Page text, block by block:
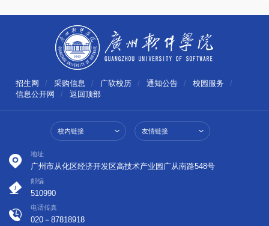
招生网 / 采购信息 / 广软校历 / 通知公告 / 校园服务
/
信息公开网
/ 返回顶部
校内链接 友情链接
地址
广州市从化区经济开发区高技术产业园广从南路548号
邮编
510990
电话传真
020－87818918